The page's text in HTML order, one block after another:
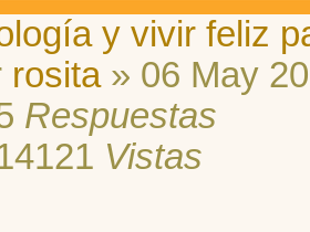
y vivir feliz
rosita» 06 May
Respuestas
Vistas